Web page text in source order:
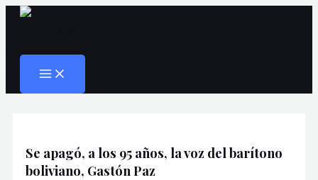
Ir
contenido
MAIN
Se apagó, a los 95 años, la voz del barítono
boliviano, Gastón Paz
Navegación
entradas
Escribe
Nombre*
Correo
Web